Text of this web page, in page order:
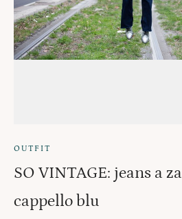
OUTFIT
SO VINTAGE: jeans a
cappello blu